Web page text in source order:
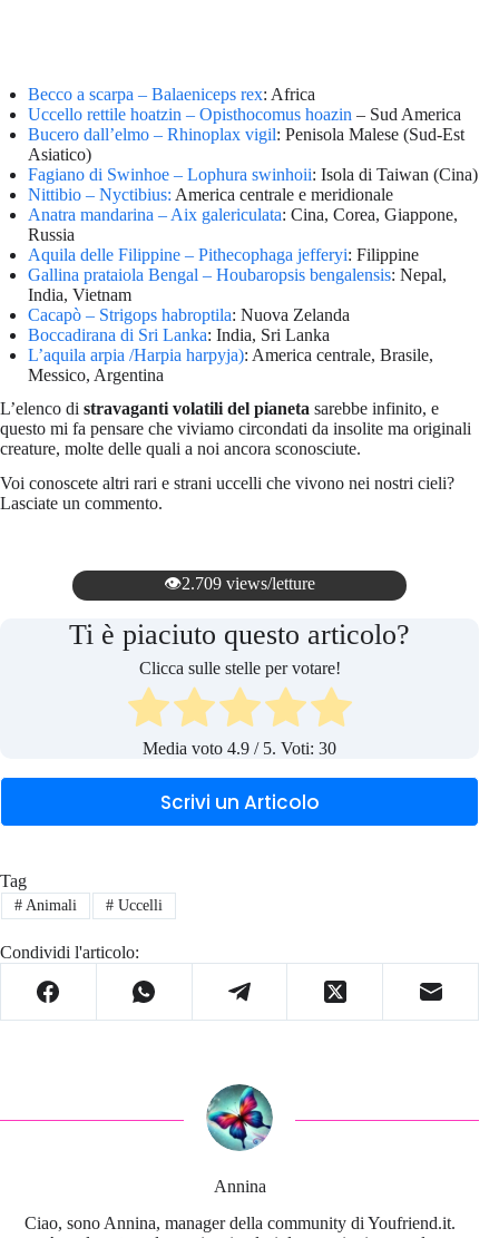
Becco a scarpa – Balaeniceps rex: Africa
Uccello rettile hoatzin – Opisthocomus hoazin – Sud America
Bucero dall’elmo – Rhinoplax vigil: Penisola Malese (Sud-Est
Asiatico)
Fagiano di Swinhoe – Lophura swinhoii: Isola di Taiwan (Cina)
Nittibio – Nyctibius: America centrale e meridionale
Anatra mandarina – Aix galericulata: Cina, Corea, Giappone,
Russia
Aquila delle Filippine – Pithecophaga jefferyi: Filippine
Gallina prataiola Bengal – Houbaropsis bengalensis: Nepal,
India, Vietnam
Cacapò – Strigops habroptila: Nuova Zelanda
Boccadirana di Sri Lanka: India, Sri Lanka
L’aquila arpia /Harpia harpyja): America centrale, Brasile,
Messico, Argentina
L’elenco di stravaganti volatili del pianeta sarebbe infinito, e
questo mi fa pensare che viviamo circondati da insolite ma originali
creature, molte delle quali a noi ancora sconosciute.
Voi conoscete altri rari e strani uccelli che vivono nei nostri cieli?
Lasciate un commento.
👁️2.709 views/letture
Ti è piaciuto questo articolo?
Clicca sulle stelle per votare!
Media voto4.9 / 5. Voti:30
Scrivi un Articolo
Tag
#Animali #Uccelli
Condividi l'articolo:
Annina
Ciao, sono Annina, manager della community di Youfriend.it.